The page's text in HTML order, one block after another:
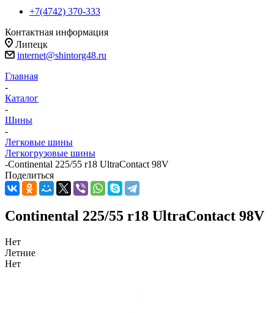
+7(4742) 370-333
Контактная информация
Липецк
internet@shintorg48.ru
Главная
-
Каталог
-
Шины
-
Легковые шины
Легкогрузовые шины
-Continental 225/55 r18 UltraContact 98V
Поделиться
Continental 225/55 r18 UltraContact 98V
Нет
Летние
Нет